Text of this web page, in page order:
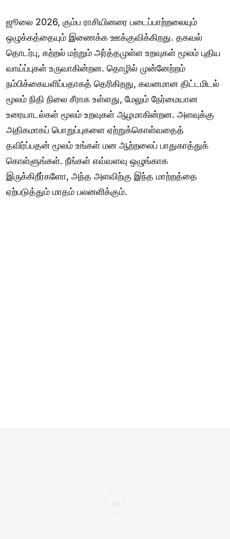
ஜூலை 2026, கும்ப ராசியினரை படைப்பாற்றலையும்
ஒழுக்கத்தையும் இணைக்க ஊக்குவிக்கிறது. தகவல்
தொடர்பு, கற்றல் மற்றும் அர்த்தமுள்ள உறவுகள் மூலம் புதிய
வாய்ப்புகள் உருவாகின்றன. தொழில் முன்னேற்றம்
நம்பிக்கையளிப்பதாகத் தெரிகிறது, கவனமான திட்டமிடல்
மூலம் நிதி நிலை சீராக உள்ளது, மேலும் நேர்மையான
உரையாடல்கள் மூலம் உறவுகள் ஆழமாகின்றன. அளவுக்கு
அதிகமாகப் பொறுப்புகளை ஏற்றுக்கொள்வதைத்
தவிர்ப்பதன் மூலம் உங்கள் மன ஆற்றலைப் பாதுகாத்துக்
கொள்ளுங்கள். நீங்கள் எவ்வளவு ஒழுங்காக
இருக்கிறீர்களோ, அந்த அளவிற்கு இந்த மாற்றத்தை
ஏற்படுத்தும் மாதம் பலனளிக்கும்.